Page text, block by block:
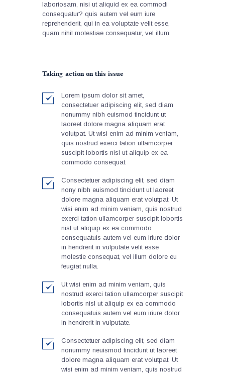
laboriosam, nisi ut aliquid ex ea commodi
consequatur? quis autem vel eum iure
reprehenderit, qui in ea voluptate velit esse,
quam nihil molestiae consequatur, vel illum.
Taking action on this issue
Lorem ipsum dolor sit amet,
consectetuer adipiscing elit, sed diam
nonummy nibh euismod tincidunt ut
laoreet dolore magna aliquam erat
volutpat. Ut wisi enim ad minim veniam,
quis nostrud exerci tation ullamcorper
suscipit lobortis nisl ut aliquip ex ea
commodo consequat.
Consectetuer adipiscing elit, sed diam
nony nibh euismod tincidunt ut laoreet
dolore magna aliquam erat volutpat. Ut
wisi enim ad minim veniam, quis nostrud
exerci tation ullamcorper suscipit lobortis
nisl ut aliquip ex ea commodo
consequatuis autem vel eum iriure dolor
in hendrerit in vulputate velit esse
molestie consequat, vel illum dolore eu
feugiat nulla.
Ut wisi enim ad minim veniam, quis
nostrud exerci tation ullamcorper suscipit
lobortis nisl ut aliquip ex ea commodo
consequatuis autem vel eum iriure dolor
in hendrerit in vulputate.
Consectetuer adipiscing elit, sed diam
nonummy neuismod tincidunt ut laoreet
dolore magna aliquam erat volutpat. Ut
wisi enim ad minim veniam, quis nostrud